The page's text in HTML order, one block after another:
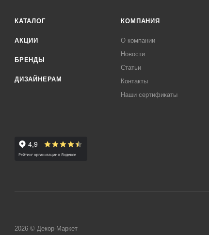
КАТАЛОГ
АКЦИИ
БРЕНДЫ
ДИЗАЙНЕРАМ
КОМПАНИЯ
О компании
Новости
Статьи
Контакты
Наши сертификаты
2026 © Декор-Маркет